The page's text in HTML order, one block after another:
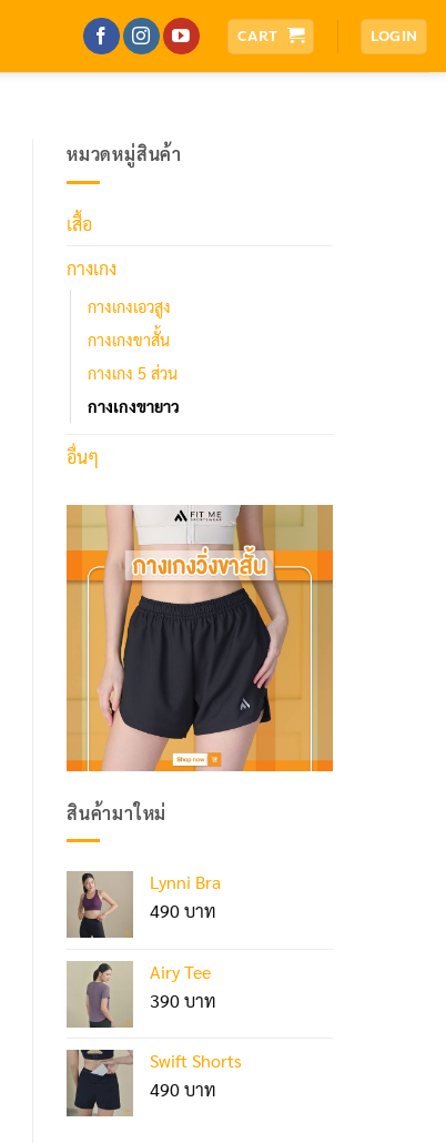
CART LOGIN
หมวดหมู่สินค้า
เสื้อ
กางเกง
กางเกงเอวสูง
กางเกงขาสั้น
กางเกง 5 ส่วน
กางเกงขายาว
อื่นๆ
สินค้ามาใหม่
Lynni Bra
490
Airy Tee
390
Swift Shorts
490